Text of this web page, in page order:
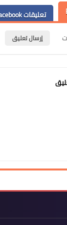
تعليقات Facebook
إرسال تعليق